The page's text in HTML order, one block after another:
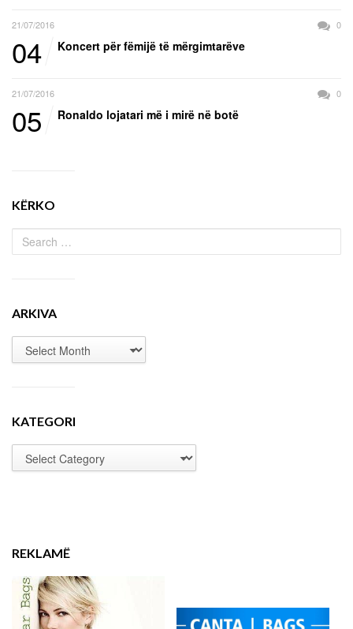
21/07/2016 0
04 Koncert për fëmijë të mërgimtarëve
21/07/2016 0
05 Ronaldo lojatari më i mirë në botë
KËRKO
ARKIVA
KATEGORI
REKLAMË